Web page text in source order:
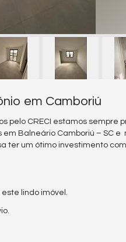
em Camboriú
pelo CRECI estamos sempre
Balneário Camboriú – SC
ter um ótimo investimento
lindo imóvel.